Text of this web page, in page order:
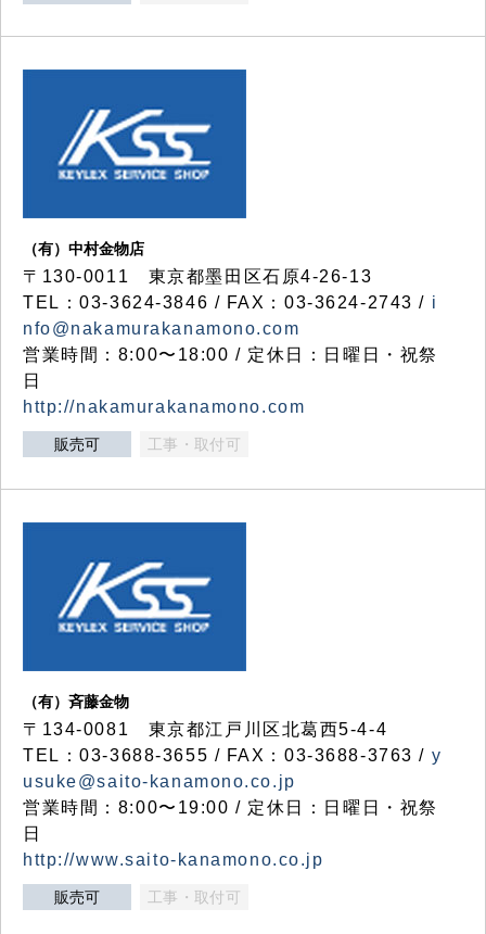
（有）中村金物店
〒130-0011 東京都墨田区石原4-26-13
TEL：03-3624-3846 / FAX：03-3624-2743 / i
nfo@nakamurakanamono.com
営業時間：8:00〜18:00 / 定休日：日曜日・祝祭
日
http://nakamurakanamono.com
販売可 工事・取付可
（有）斉藤金物
〒134-0081 東京都江戸川区北葛西5-4-4
TEL：03-3688-3655 / FAX：03-3688-3763 / y
usuke@saito-kanamono.co.jp
営業時間：8:00〜19:00 / 定休日：日曜日・祝祭
日
http://www.saito-kanamono.co.jp
販売可 工事・取付可